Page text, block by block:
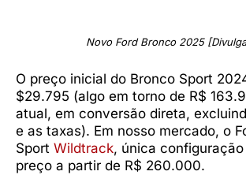
Novo Ford Bronco 2025
O preço inicial do Bronco Sport
$29.795 (algo em torno de R$
atual, em conversão direta,
e as taxas). Em nosso mercado, o
Sport Wildtrack, única
preço a partir de R$ 260.000.